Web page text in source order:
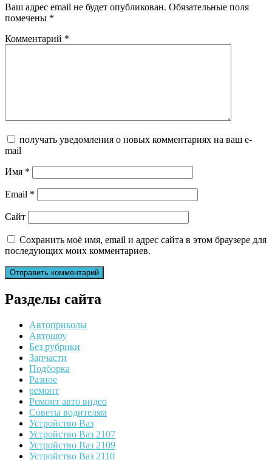
Ваш адрес email не будет опубликован. Обязательные поля
помечены *
Комментарий *
получать уведомления о новых комментариях на ваш e-
mail
Имя *
Email *
Сайт
Сохранить моё имя, email и адрес сайта в этом браузере для
последующих моих комментариев.
Разделы сайта
Автоприколы
Автошоу
Без рубрики
Запчасти
Подборка
Разное
ремонт
Ремонт авто видео
Советы водителям
Устройство Ваз
Устройство Ваз 2107
Устройство Ваз 2109
Устройство Ваз 2110